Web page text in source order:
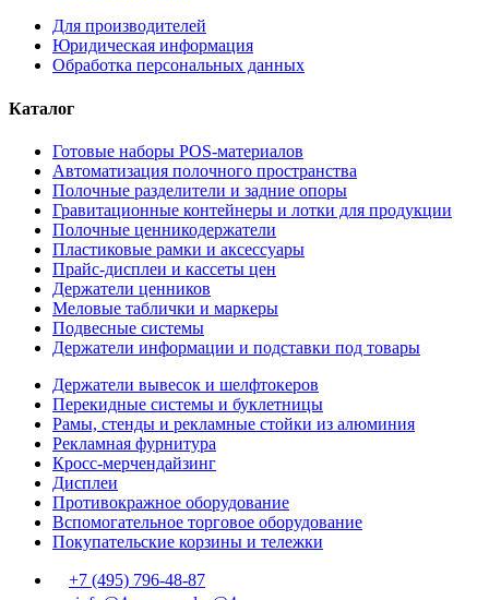
Для производителей
Юридическая информация
Обработка персональных данных
Каталог
Готовые наборы POS-материалов
Автоматизация полочного пространства
Полочные разделители и задние опоры
Гравитационные контейнеры и лотки для продукции
Полочные ценникодержатели
Пластиковые рамки и аксессуары
Прайс-дисплеи и кассеты цен
Держатели ценников
Меловые таблички и маркеры
Подвесные системы
Держатели информации и подставки под товары
Держатели вывесок и шелфтокеров
Перекидные системы и буклетницы
Рамы, стенды и рекламные стойки из алюминия
Рекламная фурнитура
Кросс-мерчендайзинг
Дисплеи
Противокражное оборудование
Вспомогательное торговое оборудование
Покупательские корзины и тележки
+7 (495) 796-48-87